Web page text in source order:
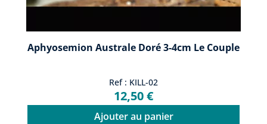
Aphyosemion Australe Doré 3-4cm Le Couple
Ref : KILL-02
12,50 €
Ajouter au panier